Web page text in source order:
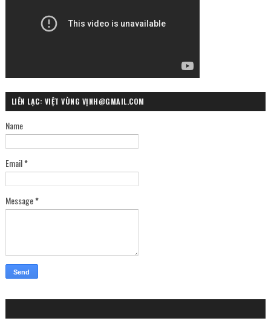
LIÊN LẠC: VIỆT VÙNG VỊNH@GMAIL.COM
Name
Email*
Message*